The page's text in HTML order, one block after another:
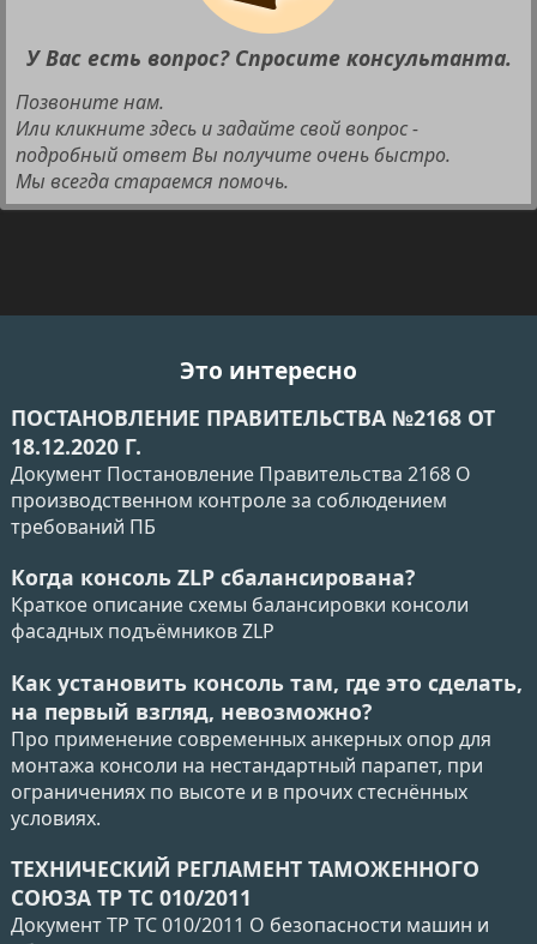
У Вас есть вопрос? Спросите консультанта.
Позвоните нам.
Или кликните здесь и задайте свой вопрос -
подробный ответ Вы получите очень быстро.
Мы всегда стараемся помочь.
Это интересно
ПОСТАНОВЛЕНИЕ ПРАВИТЕЛЬСТВА №2168 ОТ
18.12.2020 Г.
Документ Постановление Правительства 2168 О
производственном контроле за соблюдением
требований ПБ
Когда консоль ZLP сбалансирована?
Краткое описание схемы балансировки консоли
фасадных подъёмников ZLP
Как установить консоль там, где это сделать,
на первый взгляд, невозможно?
Про применение современных анкерных опор для
монтажа консоли на нестандартный парапет, при
ограничениях по высоте и в прочих стеснённых
условиях.
ТЕХНИЧЕСКИЙ РЕГЛАМЕНТ ТАМОЖЕННОГО
СОЮЗА ТР ТС 010/2011
Документ ТР ТС 010/2011 О безопасности машин и